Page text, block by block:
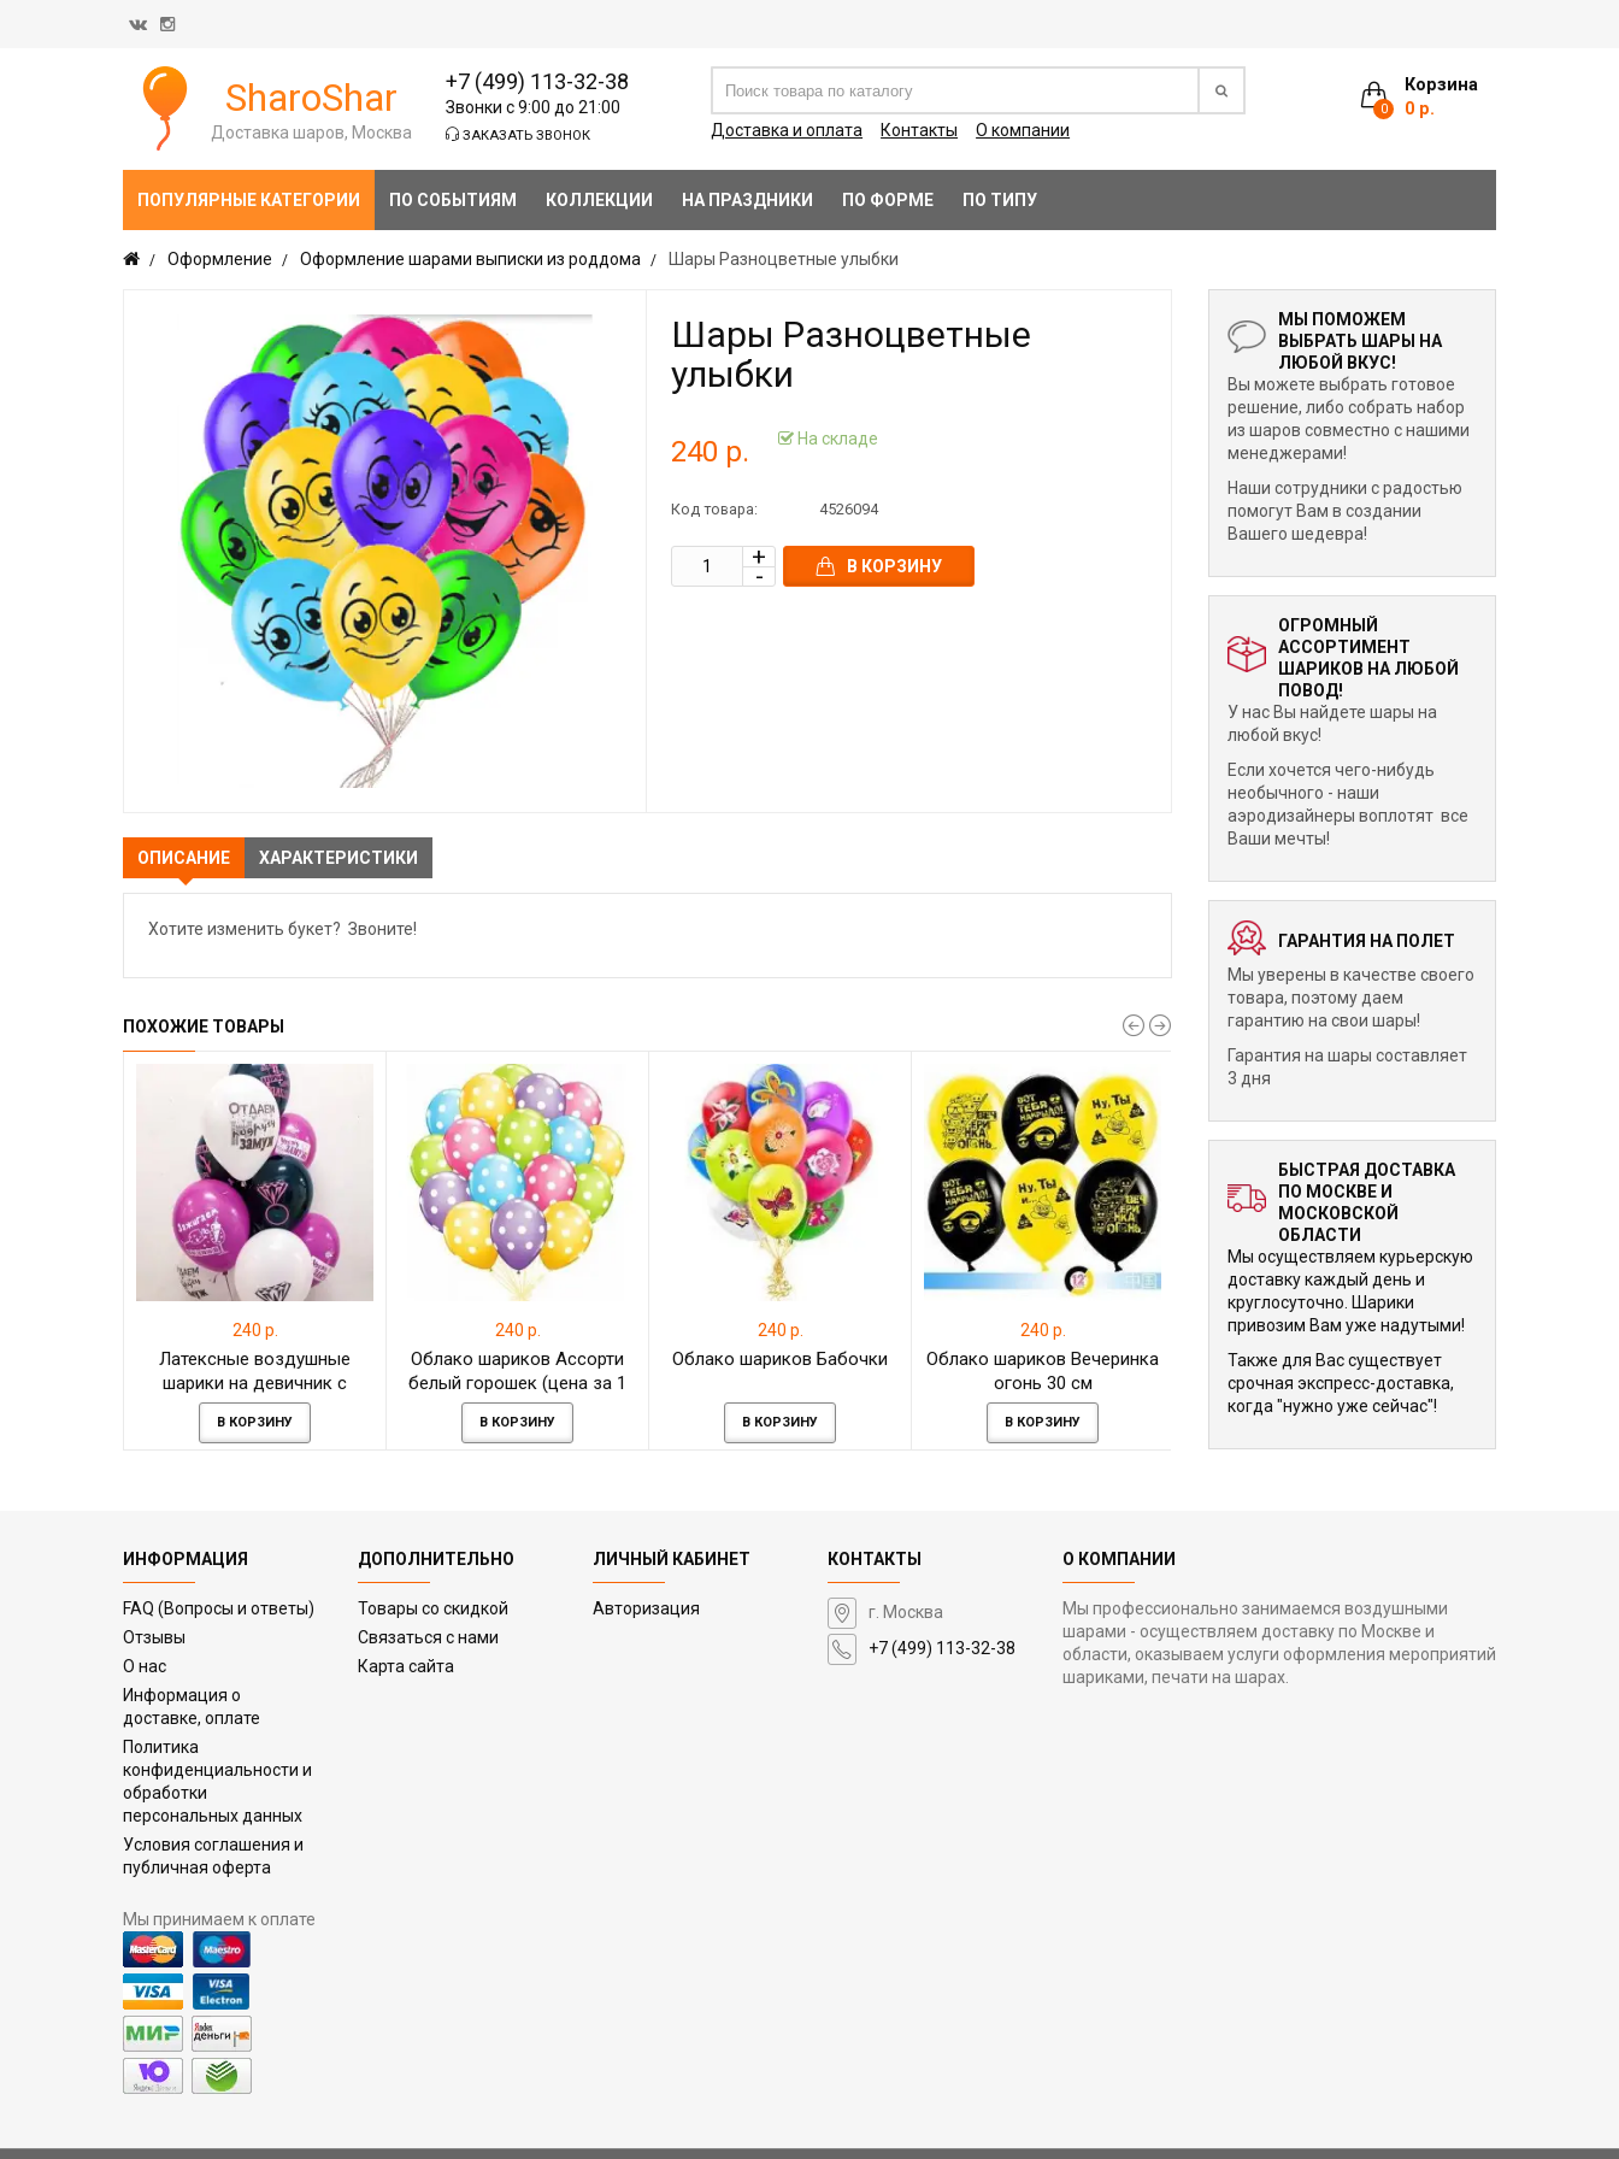
Корзина
0 0 р.
SharoShar
Доставка шаров, Москва
+7 (499) 113-32-38
Звонки с 9:00 до 21:00
ЗАКАЗАТЬ ЗВОНОК Доставка и оплата Контакты О компании
ПОПУЛЯРНЫЕ КАТЕГОРИИ ПО СОБЫТИЯМ КОЛЛЕКЦИИ НА ПРАЗДНИКИ ПО ФОРМЕ ПО ТИПУ
Оформление Оформление шарами выписки из роддома Шары Разноцветные улыбки
Шары Разноцветные
улыбки
240 р. На складе
Код товара: 4526094
В КОРЗИНУ
ОПИСАНИЕ ХАРАКТЕРИСТИКИ
Хотите изменить букет? Звоните!
ПОХОЖИЕ ТОВАРЫ
240 р.
Латексные воздушные
шарики на девичник с
гелием
В КОРЗИНУ
240 р.
Облако шариков Ассорти
белый горошек (цена за 1
штуку)
В КОРЗИНУ
240 р.
Облако шариков Бабочки
В КОРЗИНУ
240 р.
Облако шариков Вечеринка
огонь 30 см
В КОРЗИНУ
240 р.
Облако шариков Герои
Диснея 30 см
МЫ ПОМОЖЕМ
ВЫБРАТЬ ШАРЫ НА
ЛЮБОЙ ВКУС!
Вы можете выбрать готовое
решение, либо собрать набор
из шаров совместно с нашими
менеджерами!
Наши сотрудники с радостью
помогут Вам в создании
Вашего шедевра!
ОГРОМНЫЙ
АССОРТИМЕНТ
ШАРИКОВ НА ЛЮБОЙ
ПОВОД!
У нас Вы найдете шары на
любой вкус!
Если хочется чего-нибудь
необычного - наши
аэродизайнеры воплотят все
Ваши мечты!
ГАРАНТИЯ НА ПОЛЕТ
Мы уверены в качестве своего
товара, поэтому даем
гарантию на свои шары!
Гарантия на шары составляет
3 дня
БЫСТРАЯ ДОСТАВКА
ПО МОСКВЕ И
МОСКОВСКОЙ
ОБЛАСТИ
Мы осуществляем курьерскую
доставку каждый день и
круглосуточно. Шарики
привозим Вам уже надутыми!
Также для Вас существует
срочная экспресс-доставка,
когда "нужно уже сейчас"!
ИНФОРМАЦИЯ
FAQ (Вопросы и ответы)
Отзывы
О нас
Информация о
доставке, оплате
Политика
конфиденциальности и
обработки
персональных данных
Условия соглашения и
публичная оферта
Мы принимаем к оплате
ДОПОЛНИТЕЛЬНО
Товары со скидкой
Связаться с нами
Карта сайта
ЛИЧНЫЙ КАБИНЕТ
Авторизация
КОНТАКТЫ
г. Москва
+7 (499) 113-32-38
О КОМПАНИИ
Мы профессионально занимаемся воздушными
шарами - осуществляем доставку по Москве и
области, оказываем услуги оформления мероприятий
шариками, печати на шарах.